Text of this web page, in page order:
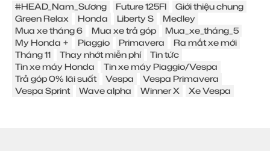
#HEAD_Nam_Sương Future 125FI
Giới thiệu chung
Green Relax
Honda Liberty S
Medley
Mua xe tháng 6
Mua xe trả góp
Mua_xe_tháng_5
My Honda +
Piaggio Primavera
Ra mắt xe mới
Tháng 11
Thay nhớt miễn phí
Tin tức
Tin xe máy Honda
Tin xe máy Piaggio/Vespa
Trả góp 0% lãi suất
Vespa
Vespa Primavera
Vespa Sprint
Wave alpha Winner X Xe Vespa